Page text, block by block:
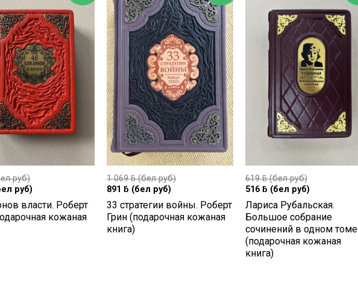
руб)
руб)
власти. Роберт
кожаная
1 069ƃ(бел руб)
891 ƃ (бел руб)
33 стратегии войны. Роберт
Грин (подарочная кожаная
книга)
619ƃ(бел руб)
516 ƃ (бел руб)
Лариса Рубальская.
Большое собрание
сочинений в одном томе
(подарочная кожаная
книга)